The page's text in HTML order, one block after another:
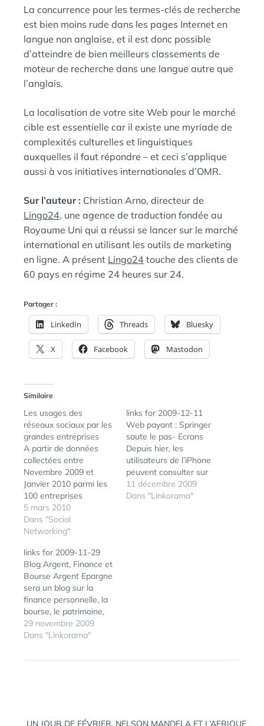
La concurrence pour les termes-clés de recherche
est bien moins rude dans les pages Internet en
langue non anglaise, et il est donc possible
d’atteindre de bien meilleurs classements de
moteur de recherche dans une langue autre que
l’anglais.
La localisation de votre site Web pour le marché
cible est essentielle car il existe une myriade de
complexités culturelles et linguistiques
auxquelles il faut répondre – et ceci s’applique
aussi à vos initiatives internationales d’OMR.
Sur l’auteur : Christian Arno, directeur de
Lingo24, une agence de traduction fondée au
Royaume Uni qui a réussi se lancer sur le marché
international en utilisant les outils de marketing
en ligne. A présent Lingo24 touche des clients de
60 pays en régime 24 heures sur 24.
Partager :
LinkedIn Threads Bluesky
X Facebook Mastodon
Similaire
Les usages des
réseaux sociaux par les
grandes entreprises
A partir de données
collectées entre
Novembre 2009 et
Janvier 2010 parmi les
100 entreprises
classées dans le
"Fortune" des 500
premières entreprises
l'agence Burson-
Marsteller a compilé
une étude sur les
usages des réseaux
sociaux par les grandes
entreprises, réseaux
sociaux dont plus de
trois quarts des…
5 mars 2010
Dans "Social
Networking"
links for 2009-12-11
Web payant : Springer
saute le pas- Ecrans
Depuis hier, les
utilisateurs de l’iPhone
peuvent consulter sur
leur écran la version
papier du Bild Zeitung
11 décembre 2009
Dans "Linkorama"
links for 2009-11-29
Blog Argent, Finance et
Bourse Argent Epargne
sera un blog sur la
finance personnelle, la
bourse, le patrimoine,
l’argent, l’immobilier,
l’épargne et les taux
les impôts. Plusieurs
la Bourse quand j’étais
29 novembre 2009
Dans "Linkorama"
Navigation
UN JOUR DE FÉVRIER, NELSON MANDELA ET L’AFRIQUE